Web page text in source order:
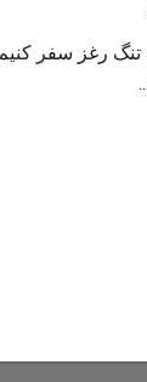
رغز سفر